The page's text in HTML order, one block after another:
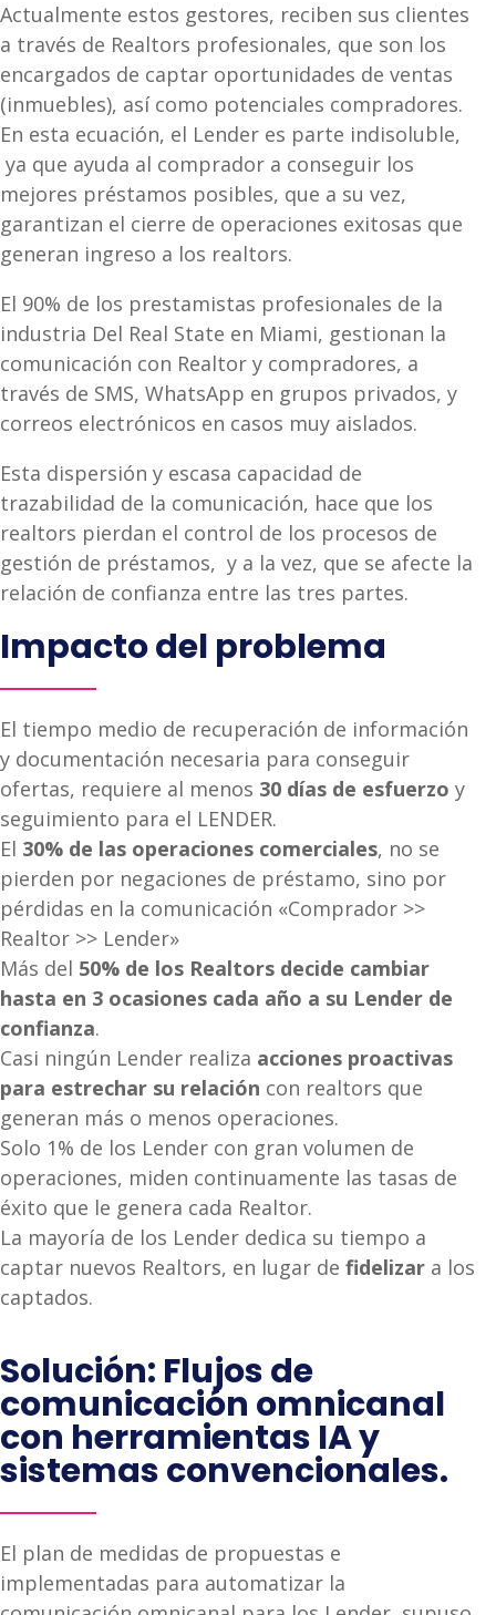
Actualmente estos gestores, reciben sus clientes
a través de Realtors profesionales, que son los
encargados de captar oportunidades de ventas
(inmuebles), así como potenciales compradores.
En esta ecuación, el Lender es parte indisoluble,
ya que ayuda al comprador a conseguir los
mejores préstamos posibles, que a su vez,
garantizan el cierre de operaciones exitosas que
generan ingreso a los realtors.
El 90% de los prestamistas profesionales de la
industria Del Real State en Miami, gestionan la
comunicación con Realtor y compradores, a
través de SMS, WhatsApp en grupos privados, y
correos electrónicos en casos muy aislados.
Esta dispersión y escasa capacidad de
trazabilidad de la comunicación, hace que los
realtors pierdan el control de los procesos de
gestión de préstamos, y a la vez, que se afecte la
relación de confianza entre las tres partes.
Impacto del problema
El tiempo medio de recuperación de información
y documentación necesaria para conseguir
ofertas, requiere al menos 30 días de esfuerzo y
seguimiento para el LENDER.
El 30% de las operaciones comerciales, no se
pierden por negaciones de préstamo, sino por
pérdidas en la comunicación «Comprador >>
Realtor >> Lender»
Más del 50% de los Realtors decide cambiar
hasta en 3 ocasiones cada año a su Lender de
confianza.
Casi ningún Lender realiza acciones proactivas
para estrechar su relación con realtors que
generan más o menos operaciones.
Solo 1% de los Lender con gran volumen de
operaciones, miden continuamente las tasas de
éxito que le genera cada Realtor.
La mayoría de los Lender dedica su tiempo a
captar nuevos Realtors, en lugar de fidelizar a los
captados.
Solución: Flujos de
comunicación omnicanal
con herramientas IA y
sistemas convencionales.
El plan de medidas de propuestas e
implementadas para automatizar la